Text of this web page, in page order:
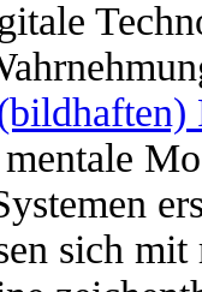
sich